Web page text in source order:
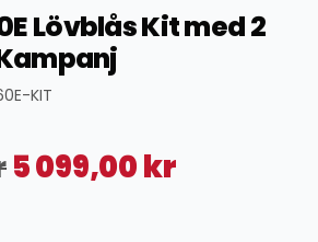
Lövblås Kit med 2
KIT
5 099,00kr